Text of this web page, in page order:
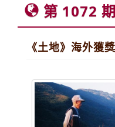
第 1072
《土地》海外獲